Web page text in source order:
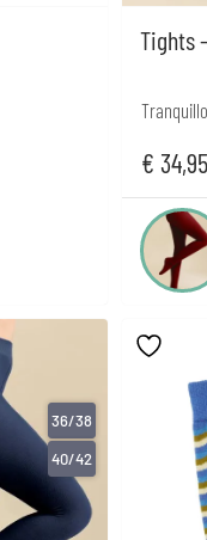
Tights
Tranquillo
€ 34,95
36/38
40/42